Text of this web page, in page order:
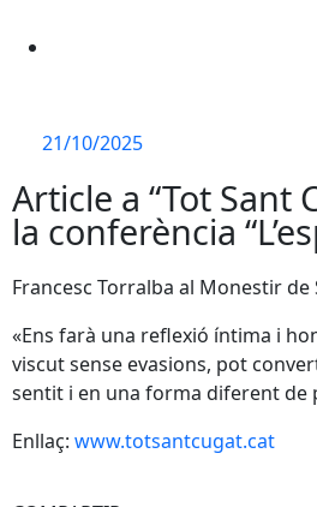
21/10/2025
Article a “Tot Sant
la conferència
Francesc Torralba al Monestir de
«Ens farà una reflexió íntima i
viscut sense evasions, pot
sentit i en una forma diferent de
Enllaç: www.totsantcugat.cat